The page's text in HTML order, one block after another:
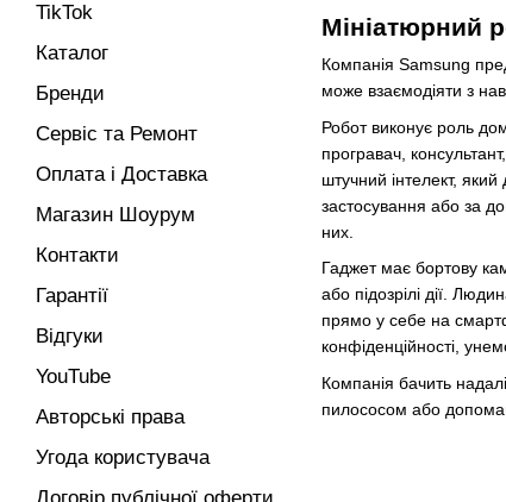
Мініатюрний
Компанія Samsung
може взаємодіяти з
Робот виконує роль
програвач,
штучний інтелект,
застосування або за
них.
Гаджет має бортову
або підозрілі дії.
прямо у себе на
конфіденційності,
Компанія бачить
пилососом або
TikTok
Каталог
Бренди
Сервіс та Ремонт
Оплата і Доставка
Магазин Шоурум
Контакти
Гарантії
Відгуки
YouTube
Авторські права
Угода користувача